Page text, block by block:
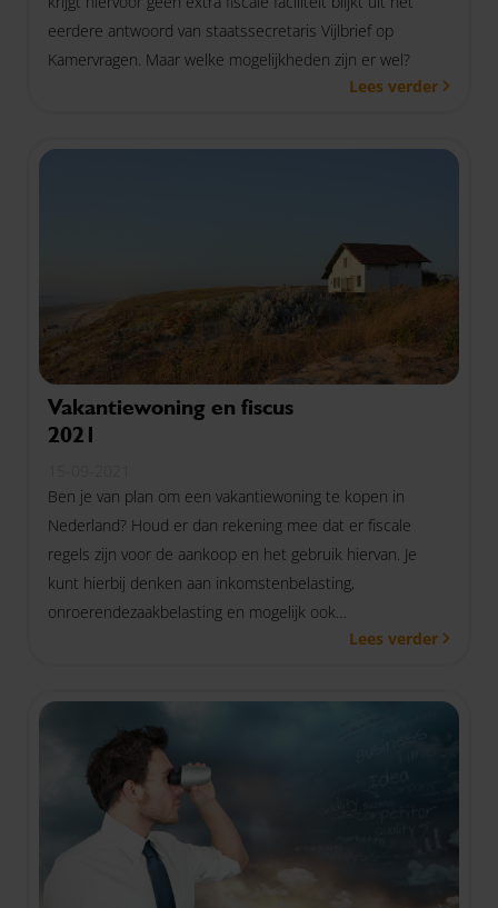
eerdere antwoord van staatssecretaris Vijlbrief op
Kamervragen. Maar welke mogelijkheden zijn er wel?
Lees verder
Vakantiewoning en fiscus
2021
Ben je van plan om een vakantiewoning te kopen in
Nederland? Houd er dan rekening mee dat er fiscale
regels zijn voor de aankoop en het gebruik hiervan. Je
kunt hierbij denken aan inkomstenbelasting,
onroerendezaakbelasting en mogelijk ook
Lees verder